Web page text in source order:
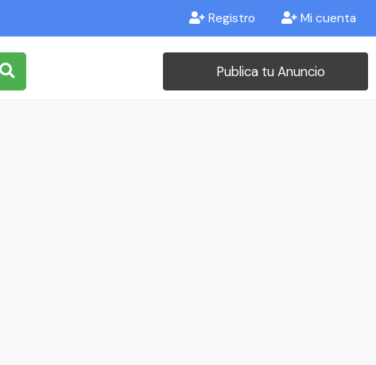
Registro Mi cuenta
Publica tu Anuncio